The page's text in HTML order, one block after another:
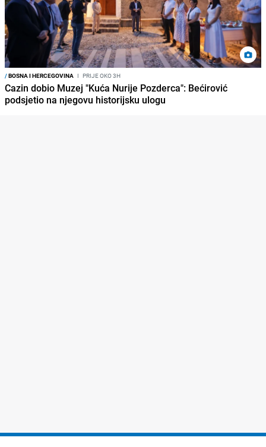
/BOSNA I HERCEGOVINA I PRIJE OKO 3H
Cazin dobio Muzej "Kuća Nurije Pozderca": Bećirović
podsjetio na njegovu historijsku ulogu